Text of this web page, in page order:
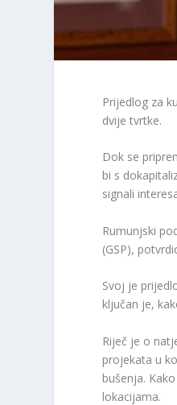
Prijedlog za
dvije tvrtke.
Dok se
bi s
signali
Rumunjski
(GSP),
Svoj je
ključan je,
Riječ je o
projekata u
bušenja.
lokacijama.